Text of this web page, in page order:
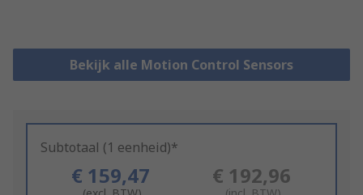
Bekijk alle Motion Control Sensors
Subtotaal (1 eenheid)*
€ 159,47 € 192,96